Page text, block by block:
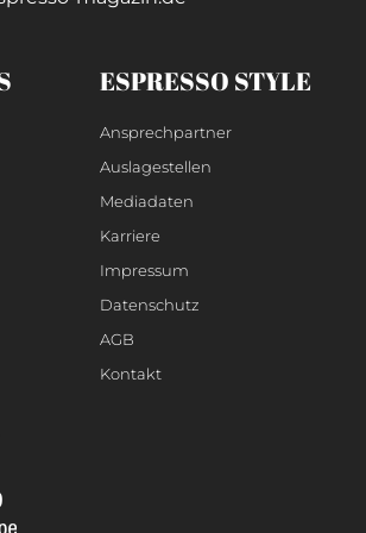
ESPRESSO STYLE
Ansprechpartner
Auslagestellen
Mediadaten
Karriere
Impressum
Datenschutz
AGB
Kontakt